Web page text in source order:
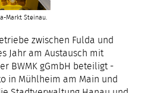
Markt Steinau.
zwischen Fulda und
Jahr am Austausch mit
BWMK gGmbH beteiligt -
in Mühlheim am Main und